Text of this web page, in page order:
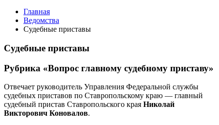
Главная
Ведомства
Судебные приставы
Судебные приставы
Рубрика «Вопрос главному судебному приставу»
Отвечает руководитель Управления Федеральной службы
судебных приставов по Ставропольскому краю — главный
судебный пристав Ставропольского края Николай
Викторович Коновалов.